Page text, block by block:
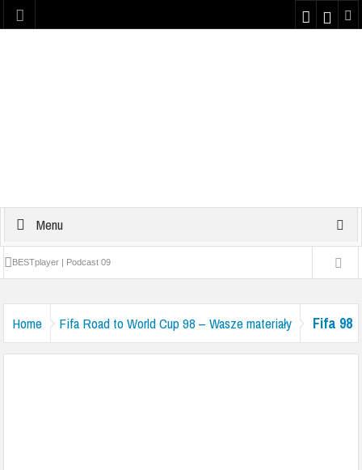
Menu
BESTplayer | Podcast 09
Yattaman | Podcast 07
Plaster kondycyjny na nos z Bravo Sport | PODCAST 06
Home Fifa Road to World Cup 98 – Wasze materiały
Fifa 98
RWC – Nadeslane (13)